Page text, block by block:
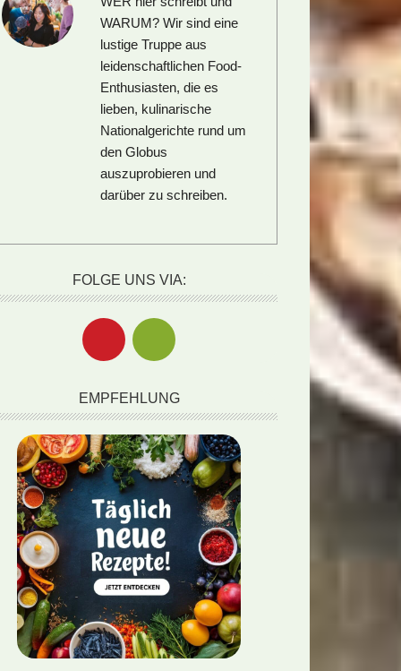
WARUM?Wir sind eine
lustige Truppe aus
leidenschaftlichen Food-
Enthusiasten, die es
lieben, kulinarische
Nationalgerichte rund um
den Globus
auszuprobieren und
darüber zu schreiben.
FOLGE UNS VIA:
EMPFEHLUNG